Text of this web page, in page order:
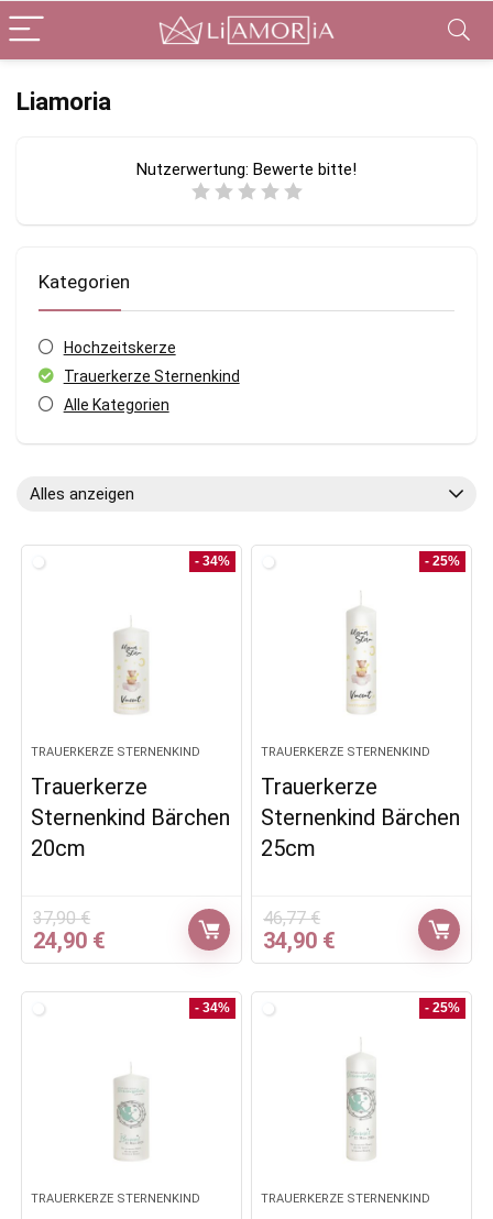
Liamoria
Nutzerwertung: Bewerte bitte!
Kategorien
Hochzeitskerze
Trauerkerze Sternenkind
Alle Kategorien
Alles anzeigen
- 34%
TRAUERKERZE STERNENKIND
Trauerkerze
Sternenkind Bärchen
20cm
37,90€
Ursprünglicher
Preis
37,90 €
24,90 € Aktueller
Preis
- 25%
TRAUERKERZE STERNENKIND
Trauerkerze
Sternenkind Bärchen
25cm
46,77€
Ursprünglicher
Preis
46,77 €
34,90 € Aktueller
Preis
- 34%
TRAUERKERZE STERNENKIND
- 25%
TRAUERKERZE STERNENKIND